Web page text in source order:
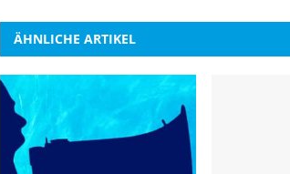
ÄHNLICHE ARTIKEL